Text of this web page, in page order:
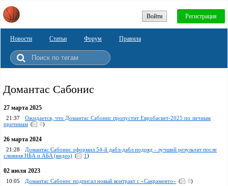
Войти Регистрация
Новости Статьи Форум Правила
Домантас Сабонис
27 марта 2025
21:37
Ожидается, что Домантас Сабонис пропустит Евробаскет-2025 по личным
причинам ( 0)
26 марта 2024
21:28
Домантас Сабонис оформил 54-й дабл-дабл подряд - лучший результат после
слияния НБА и АБA (видео) ( 1)
02 июля 2023
10:05 Домантас Сабонис подписал новый контракт с «Сакраменто» ( 0)